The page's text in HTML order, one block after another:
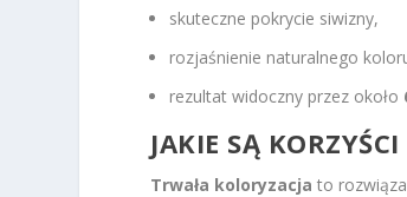
skuteczne pokrycie siwizny,
rozjaśnienie naturalnego
rezultat widoczny przez około
JAKIE SĄ
Trwała koloryzacja to